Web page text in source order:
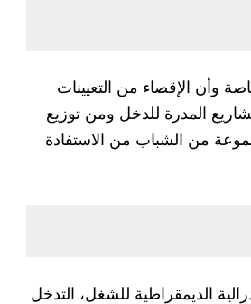
وأن الإقصاء من التعيينات
المدرة للدخل ومن توزيع
من الشباب من الاستفادة
الديمقراطية للشغل، التدخل